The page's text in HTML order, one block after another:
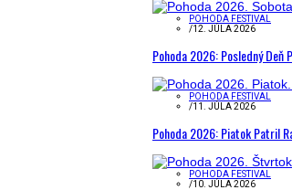
POHODA FESTIVAL
/12. JÚLA 2026
Pohoda 2026: Posledný Deň
POHODA FESTIVAL
/11. JÚLA 2026
Pohoda 2026: Piatok Patril
POHODA FESTIVAL
/10. JÚLA 2026